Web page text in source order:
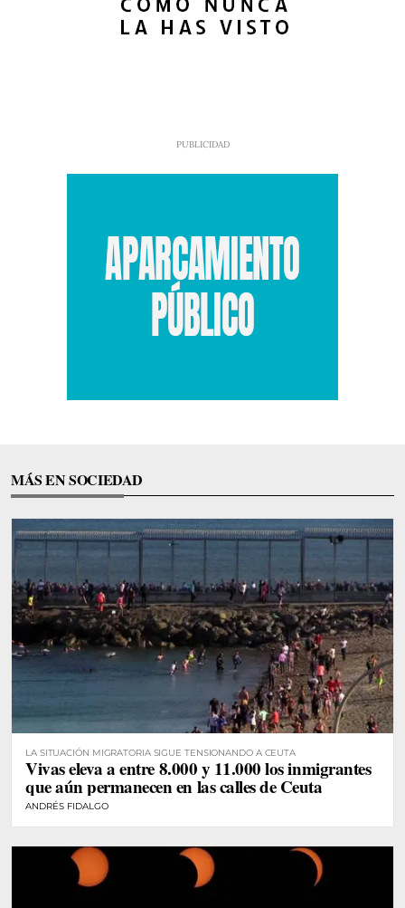
MÁS EN SOCIEDAD
LA SITUACIÓN MIGRATORIA SIGUE TENSIONANDO A CEUTA
Vivas eleva a entre 8.000 y 11.000 los inmigrantes
que aún permanecen en las calles de Ceuta
ANDRÉS FIDALGO